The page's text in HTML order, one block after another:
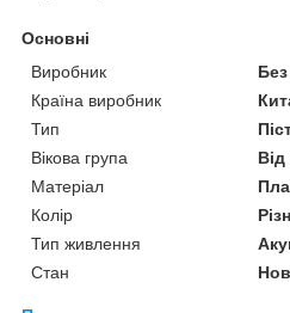
Основні
Виробник
Країна виробник
Тип
Вікова група
Від
Матеріал
Колір
Тип живлення
Стан